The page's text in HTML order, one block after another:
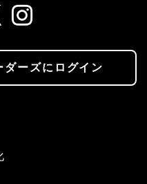
ーズにログイン